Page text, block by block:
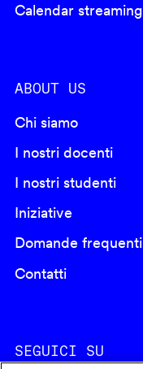
Calendar streaming
ABOUT US
Chi siamo
I nostri docenti
I nostri studenti
Iniziative
Domande frequenti
Contatti
SEGUICI SU